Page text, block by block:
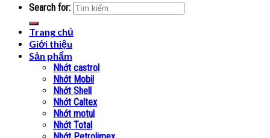
Search for:
Trang chủ
Giới thiệu
Sản phẩm
Nhớt castrol
Nhớt Mobil
Nhớt Shell
Nhớt Caltex
Nhớt motul
Nhớt Total